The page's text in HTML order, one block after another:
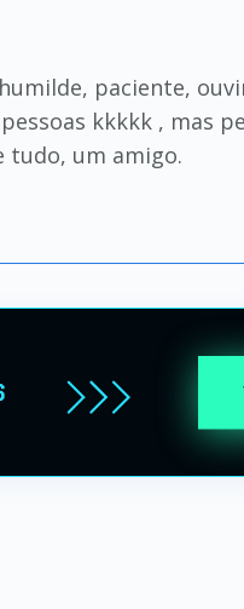
paciente,
kkkkk , mas
tudo, um amigo.